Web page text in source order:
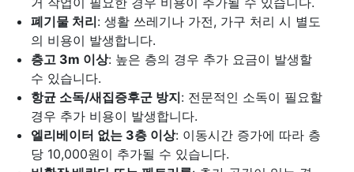
폐기물 처리: 생활 쓰레기나 가전, 가구 처리 시 별도
의 비용이 발생합니다.
층고 3m 이상: 높은 층의 경우 추가 요금이 발생할
수 있습니다.
항균 소독/새집증후군 방지: 전문적인 소독이 필요할
경우 추가 비용이 발생합니다.
엘리베이터 없는 3층 이상: 이동시간 증가에 따라 층
당 10,000원이 추가될 수 있습니다.